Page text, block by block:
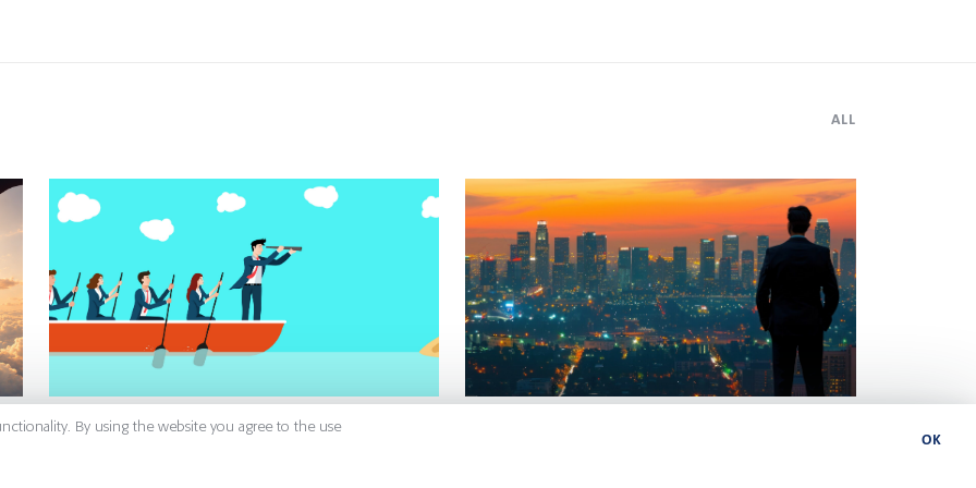
OK
By using the website you agree to the use
ALL
27 July 2026